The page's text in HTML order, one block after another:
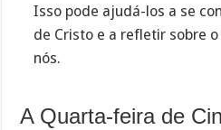
Isso pode ajudá-los a se
de Cristo e a refletir sobre
nós.
A Quarta-feira de